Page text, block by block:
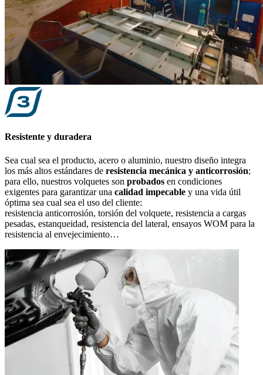
Resistente y duradera
Sea cual sea el producto, acero o aluminio, nuestro diseño integra
los más altos estándares de resistencia mecánica y anticorrosión;
para ello, nuestros volquetes son probados en condiciones
exigentes para garantizar una calidad impecable y una vida útil
óptima sea cual sea el uso del cliente:
resistencia anticorrosión, torsión del volquete, resistencia a cargas
pesadas, estanqueidad, resistencia del lateral, ensayos WOM para la
resistencia al envejecimiento…